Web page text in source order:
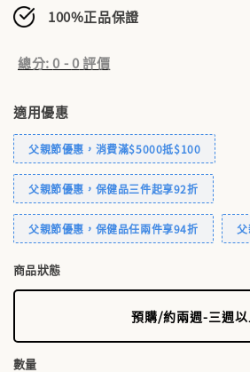
100%正品保證
總分:0 -0評價
適用優惠
父親節優惠，消費滿$5000抵$100
父親節優惠，保健品三件起享92折
父親節優惠，保健品任兩件享94折
商品狀態
預購/約兩週-三週以
數量